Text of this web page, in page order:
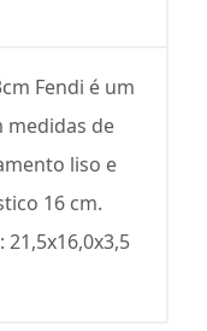
Fendi é um
de
liso e
16 cm.
21,5x16,0x3,5